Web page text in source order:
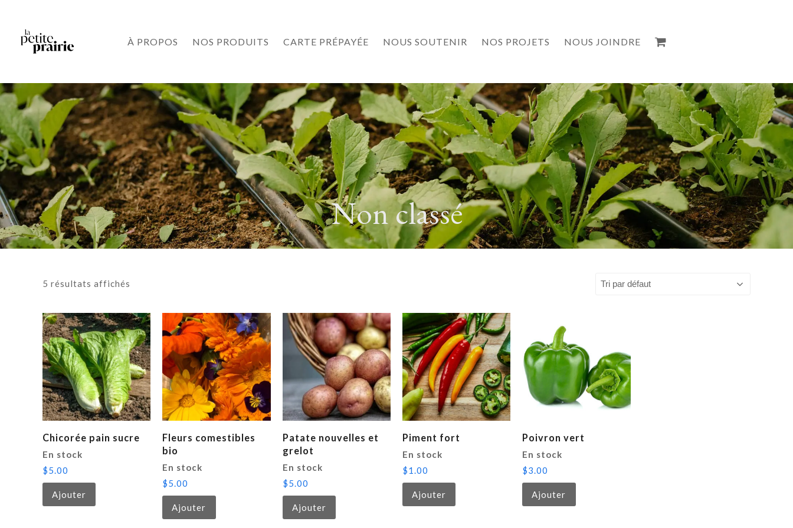
À PROPOS NOS PRODUITS CARTE PRÉPAYÉE NOUS SOUTENIR NOS PROJETS NOUS JOINDRE
Non classé
5 résultats affichés
Chicorée pain sucre
En stock
$5.00
Ajouter
Fleurs comestibles
bio
En stock
$5.00
Ajouter
Patate nouvelles et
grelot
En stock
$5.00
Ajouter
Piment fort
En stock
$1.00
Ajouter
Poivron vert
En stock
$3.00
Ajouter